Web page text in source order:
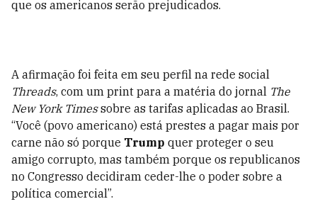
que os americanos serão prejudicados.
A afirmação foi feita em seu perfil na rede social
Threads, com um print para a matéria do jornal The
New York Timessobre as tarifas aplicadas ao Brasil.
“Você (povo americano) está prestes a pagar mais por
carne não só porque Trump quer proteger o seu
amigo corrupto, mas também porque os republicanos
no Congresso decidiram ceder-lhe o poder sobre a
política comercial”.